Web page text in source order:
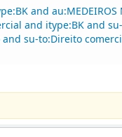
and au:MEDEIROS
and itype:BK and
and su-to:Direito